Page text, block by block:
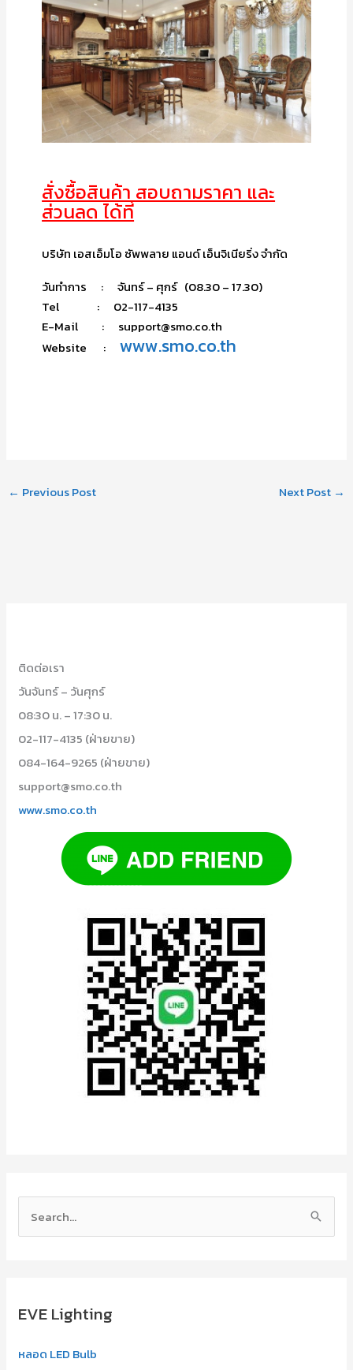
ติดต่อเรา
วันจันทร์ – วันศุกร์
08:30 น. – 17:30 น.
02-117-4135 (ฝ่ายขาย)
084-164-9265 (ฝ่ายขาย)
support@smo.co.th
www.smo.co.th
e
c
f
EVE Lighting
หลอด LED Bulb
สั่งซื้อสินค้า สอบถามราคา และ
ส่วนลด ได้ที่
บริษัท เอสเอ็มโอ ซัพพลาย แอนด์ เอ็นจิเนียริ่ง จำกัด
วันทำการ : จันทร์ – ศุกร์ (08.30 – 17.30)
Tel : 02-117-4135
E-Mail : support@smo.co.th
Website :www.smo.co.th
← Previous Post Next Post →